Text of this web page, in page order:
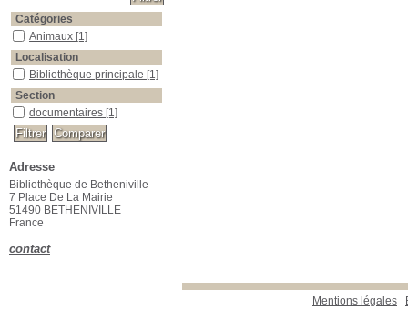
Mentions légales
Catégories
Animaux [1]
Localisation
Bibliothèque principale [1]
Section
documentaires [1]
Adresse
Bibliothèque de Betheniville
7 Place De La Mairie
51490 BETHENIVILLE
France
contact